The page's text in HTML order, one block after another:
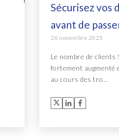
Sécurisez vos
avant de
26 novembre 2025
Le nombre de clients
fortement augmenté
au cours des tro...